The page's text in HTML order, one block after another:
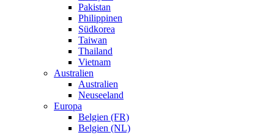
Pakistan
Philippinen
Südkorea
Taiwan
Thailand
Vietnam
Australien
Australien
Neuseeland
Europa
Belgien (FR)
Belgien (NL)